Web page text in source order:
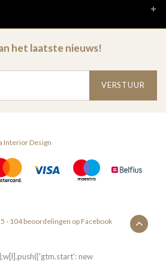
het laatste nieuws!
VERSTUUR
Interior Design
5 - 104beoordelingen op Facebook
new